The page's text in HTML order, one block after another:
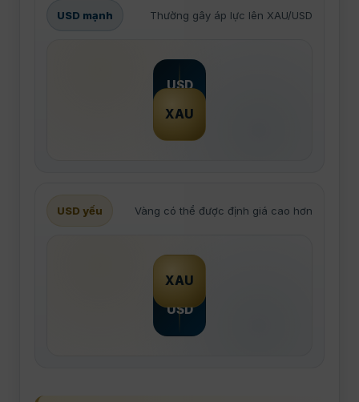
USD mạnh Thường gây áp lực lên XAU/USD
USD
XAU
USD yếu Vàng có thể được định giá cao hơn
USD
XAU